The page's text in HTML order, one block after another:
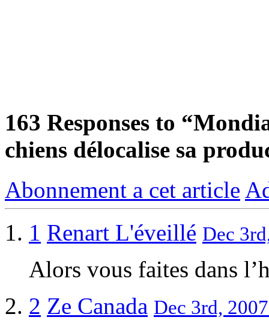
163 Responses to
chiens délocalise sa
Abonnement a cet article
1 Renart L'éveillé Dec
Alors vous faites dans
2 Ze Canada Dec 3rd,